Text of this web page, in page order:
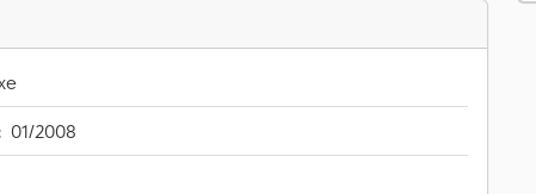
01/2008